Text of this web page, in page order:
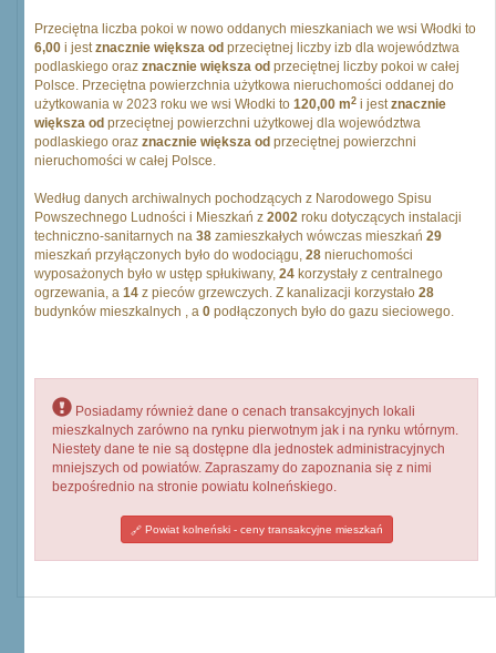
Przeciętna liczba pokoi w nowo oddanych mieszkaniach we wsi Włodki to
6,00 i jestznacznie większa od przeciętnej liczby izb dla województwa
podlaskiego oraz znacznie większa od przeciętnej liczby pokoi w całej
Polsce. Przeciętna powierzchnia użytkowa nieruchomości oddanej do
użytkowania w 2023 roku we wsi Włodki to 120,00 m2 i jestznacznie
większa od przeciętnej powierzchni użytkowej dla województwa
podlaskiego oraz znacznie większa od przeciętnej powierzchni
nieruchomości w całej Polsce.
Według danych archiwalnych pochodzących z Narodowego Spisu
Powszechnego Ludności i Mieszkań z 2002 roku dotyczących instalacji
techniczno-sanitarnych na 38 zamieszkałych wówczas mieszkań 29
mieszkań przyłączonych było do wodociągu, 28 nieruchomości
wyposażonych było w ustęp spłukiwany, 24 korzystały z centralnego
ogrzewania, a 14 z pieców grzewczych. Z kanalizacji korzystało 28
budynków mieszkalnych , a 0 podłączonych było do gazu sieciowego.
Posiadamy również dane o cenach transakcyjnych lokali
mieszkalnych zarówno na rynku pierwotnym jak i na rynku wtórnym.
Niestety dane te nie są dostępne dla jednostek administracyjnych
mniejszych od powiatów. Zapraszamy do zapoznania się z nimi
bezpośrednio na stronie powiatu kolneńskiego.
Powiat kolneński - ceny transakcyjne mieszkań